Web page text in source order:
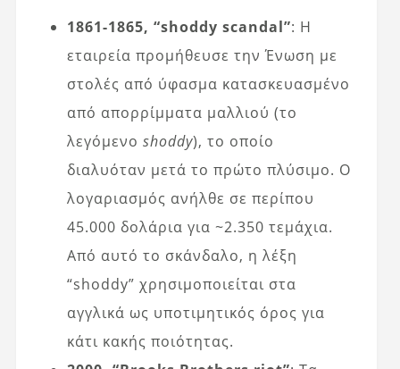
1861-1865, “shoddy scandal”: Η
εταιρεία προμήθευσε την Ένωση με
στολές από ύφασμα κατασκευασμένο
από απορρίμματα μαλλιού (το
λεγόμενο shoddy), το οποίο
διαλυόταν μετά το πρώτο πλύσιμο. Ο
λογαριασμός ανήλθε σε περίπου
45.000 δολάρια για ~2.350 τεμάχια.
Από αυτό το σκάνδαλο, η λέξη
“shoddy” χρησιμοποιείται στα
αγγλικά ως υποτιμητικός όρος για
κάτι κακής ποιότητας.